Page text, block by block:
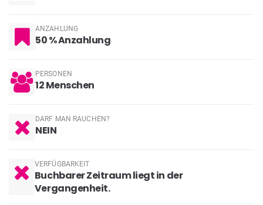
ANZAHLUNG
50 % Anzahlung
PERSONEN
12Menschen
DARF MAN RAUCHEN?
NEIN
VERFÜGBARKEIT
Buchbarer Zeitraum liegt in der
Vergangenheit.